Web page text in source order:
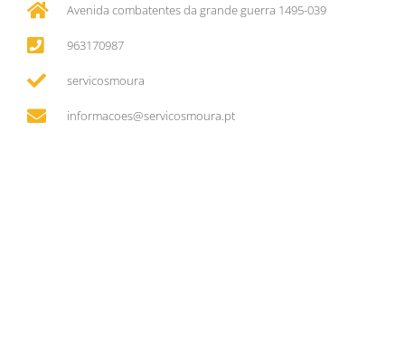
Avenida combatentes da grande guerra 1495-039
963170987
servicosmoura
informacoes@servicosmoura.pt